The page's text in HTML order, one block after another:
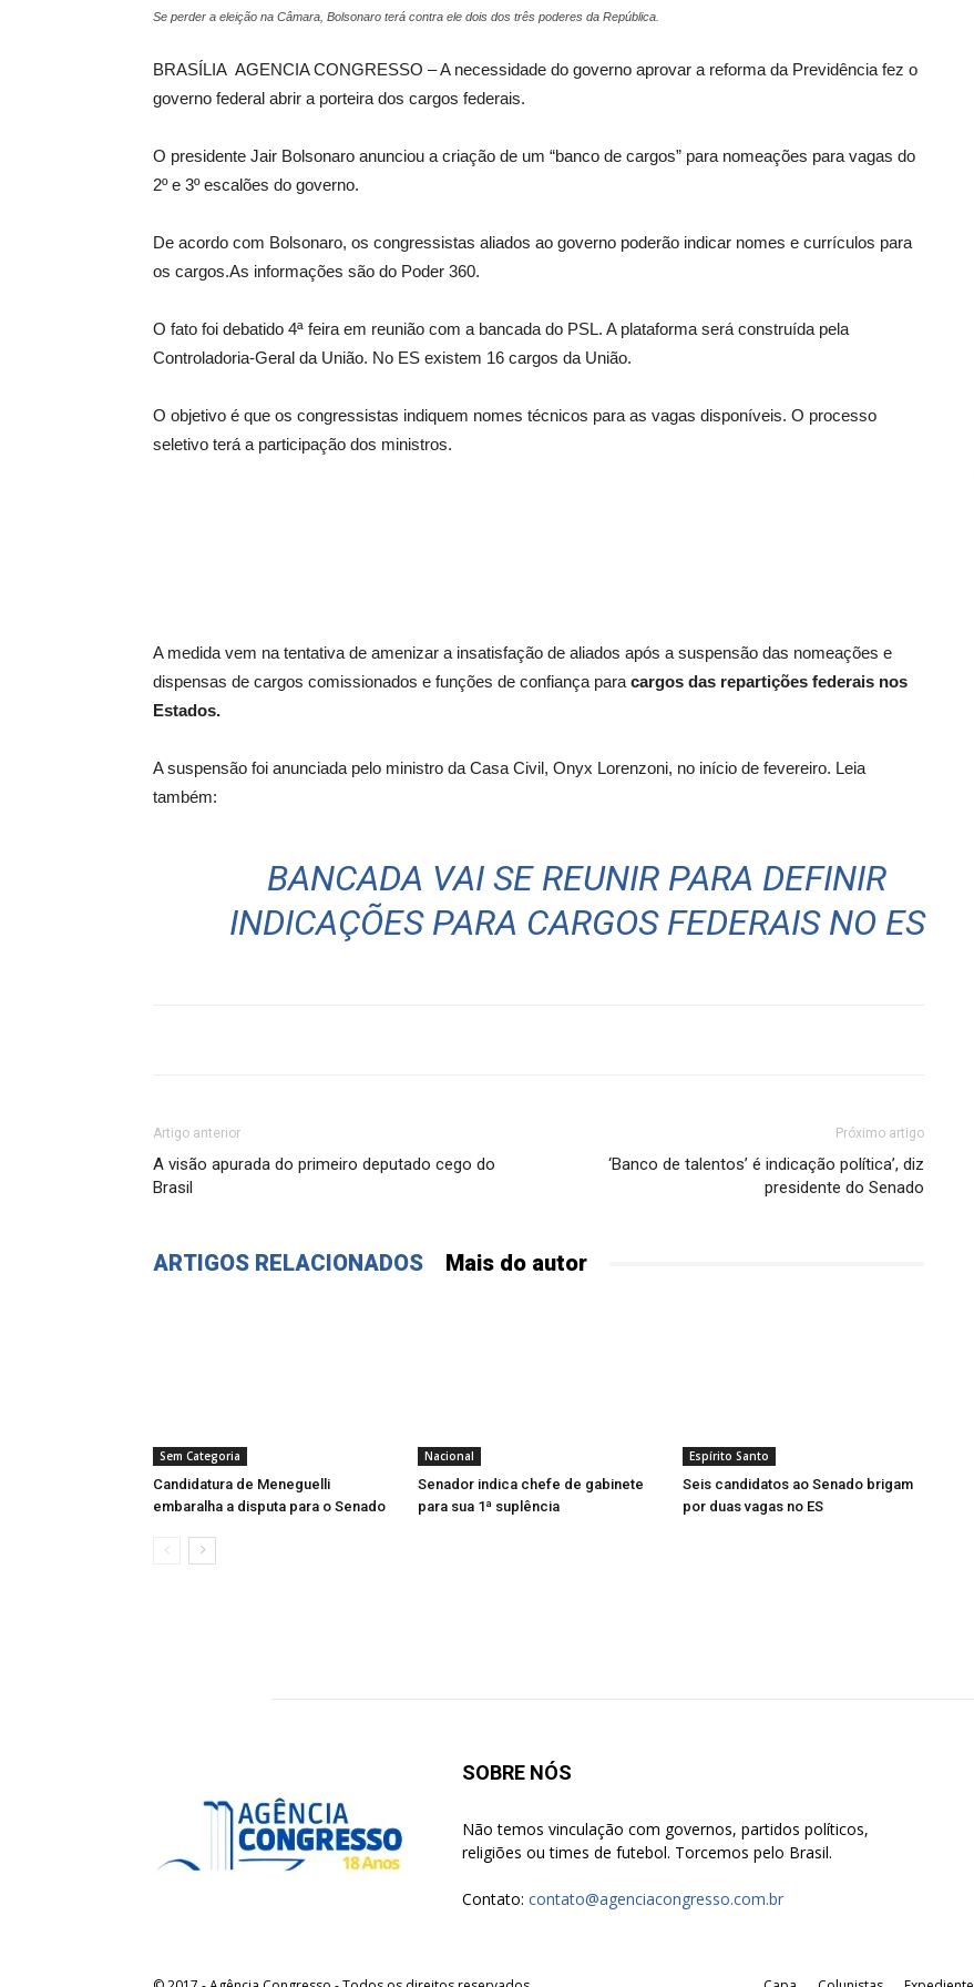
Se perder a eleição na Câmara, Bolsonaro terá contra ele dois dos três poderes da República.
BRASÍLIA AGENCIA CONGRESSO – A necessidade do governo aprovar a reforma da Previdência fez o
governo federal abrir a porteira dos cargos federais.
O presidente Jair Bolsonaro anunciou a criação de um “banco de cargos” para nomeações para vagas do
2º e 3º escalões do governo.
De acordo com Bolsonaro, os congressistas aliados ao governo poderão indicar nomes e currículos para
os cargos.As informações são do Poder 360.
O fato foi debatido 4ª feira em reunião com a bancada do PSL. A plataforma será construída pela
Controladoria-Geral da União. No ES existem 16 cargos da União.
O objetivo é que os congressistas indiquem nomes técnicos para as vagas disponíveis. O processo
seletivo terá a participação dos ministros.
A medida vem na tentativa de amenizar a insatisfação de aliados após a suspensão das nomeações e
dispensas de cargos comissionados e funções de confiança para cargos das repartições federais nos
Estados.
A suspensão foi anunciada pelo ministro da Casa Civil, Onyx Lorenzoni, no início de fevereiro. Leia
também:
BANCADA VAI SE REUNIR PARA DEFINIR
INDICAÇÕES PARA CARGOS FEDERAIS NO ES
Artigo anterior
A visão apurada do primeiro deputado cego do
Brasil
Próximo artigo
‘Banco de talentos’ é indicação política’, diz
presidente do Senado
ARTIGOS RELACIONADOS Mais do autor
Sem Categoria
Candidatura de Meneguelli
embaralha a disputa para o Senado
Nacional
Senador indica chefe de gabinete
para sua 1ª suplência
Espírito Santo
Seis candidatos ao Senado brigam
por duas vagas no ES
SOBRE NÓS
Não temos vinculação com governos, partidos políticos,
religiões ou times de futebol. Torcemos pelo Brasil.
Contato: contato@agenciacongresso.com.br